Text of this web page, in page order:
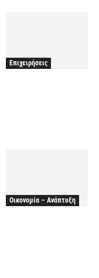
Επιχειρήσεις
Οικονομία – Ανάπτυξη